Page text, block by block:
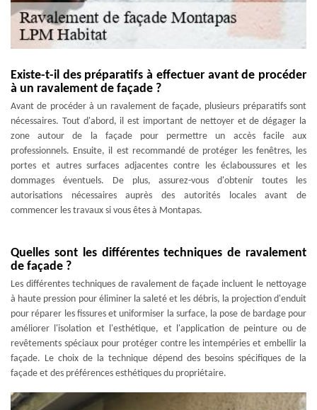
Existe-t-il des préparatifs à effectuer avant de procéder
à un ravalement de façade ?
Avant de procéder à un ravalement de façade, plusieurs préparatifs sont
nécessaires. Tout d'abord, il est important de nettoyer et de dégager la
zone autour de la façade pour permettre un accès facile aux
professionnels. Ensuite, il est recommandé de protéger les fenêtres, les
portes et autres surfaces adjacentes contre les éclaboussures et les
dommages éventuels. De plus, assurez-vous d'obtenir toutes les
autorisations nécessaires auprès des autorités locales avant de
commencer les travaux si vous êtes à Montapas.
Quelles sont les différentes techniques de ravalement
de façade ?
Les différentes techniques de ravalement de façade incluent le nettoyage
à haute pression pour éliminer la saleté et les débris, la projection d'enduit
pour réparer les fissures et uniformiser la surface, la pose de bardage pour
améliorer l'isolation et l'esthétique, et l'application de peinture ou de
revêtements spéciaux pour protéger contre les intempéries et embellir la
façade. Le choix de la technique dépend des besoins spécifiques de la
façade et des préférences esthétiques du propriétaire.